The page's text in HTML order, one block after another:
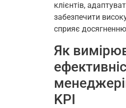
клієнтів,
забезпечити
сприяє
Як
KPI